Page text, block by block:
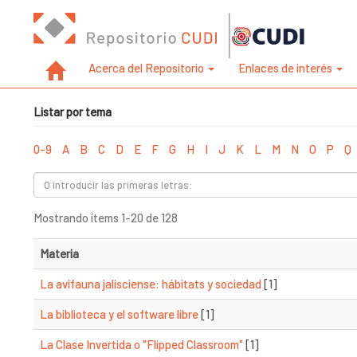
Acerca del Repositorio Enlaces de interés
Listar por tema
0-9 A B C D E F G H I J K L M N O P Q
Mostrando ítems 1-20 de 128
Materia
La avifauna jalisciense: hábitats y sociedad[1]
La biblioteca y el software libre[1]
La Clase Invertida o "Flipped Classroom"[1]